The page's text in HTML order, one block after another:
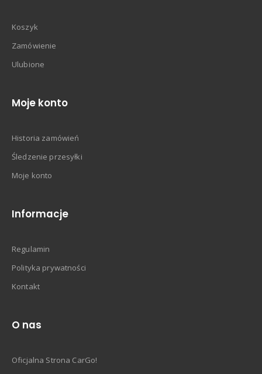
Koszyk
Zamówienie
Ulubione
Moje konto
Historia zamówień
Śledzenie przesyłki
Moje konto
Informacje
Regulamin
Polityka prywatności
Kontakt
O nas
Oficjalna Strona CarGo!